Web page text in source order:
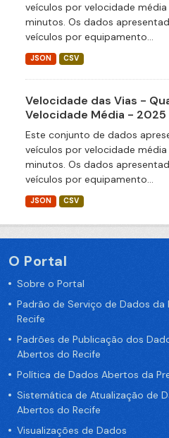
veículos por velocidade média
minutos. Os dados
veículos por equipamento...
JSON CSV
Velocidade das Vias -
Velocidade Média - 2025
Este conjunto de dados
veículos por velocidade média
minutos. Os dados
veículos por equipamento...
JSON CSV
O Portal
Sobre o Portal
Padrão de Serviço de Dados
Recife
Padrões de Publicação dos
Abertos do Recife
Política de Dados Abertos da
Sistemática de Atualização de
Abertos do Recife
Visualizações de Dados